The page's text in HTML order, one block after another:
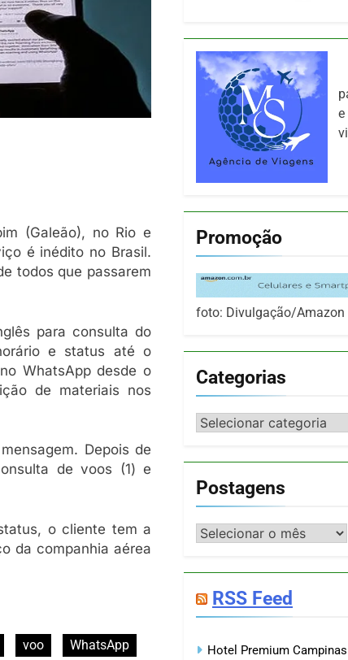
(Galeão), no Rio e
é inédito no Brasil.
todos que passarem
para consulta do
e status até o
WhatsApp desde o
de materiais nos
Depois de
de voos (1) e
o cliente tem a
da companhia aérea
voo WhatsApp
e
Promoção
foto: Divulgação/Amazon
Categorias
Categorias
Postagens
Postagens
RSS Feed
Hotel Premium